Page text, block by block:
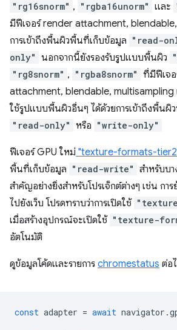
"rg16snorm" , "rgba16unorm" และ
มีฟีเจอร์ render attachment,
การเข้าถึงพื้นผิวพื้นที่เก็บข้อมูล "read-
only" นอกจากนี้ยังรองรับรูปแบบพื้นผิว
"rg8snorm" , "rgba8snorm" ที่มีฟีเจ
attachment, blendable, multisampling
ใช้รูปแบบพื้นผิวอื่นๆ ได้ด้วยการเข้าถึงพื้นผิ
"read-only" หรือ "write-only"
ฟีเจอร์ GPU ใหม่ "texture-formats-
พื้นที่เก็บข้อมูล "read-write" สำหรับบ
สำคัญอย่างยิ่งสำหรับโปรเจ็กต์ต่างๆ เช่น กา
ไปยังเว็บ โปรดทราบว่าการเปิดใช้
เมื่อสร้างอุปกรณ์จะเปิดใช้ "texture-
อัตโนมัติ
ดูข้อมูลโค้ดและรายการ chromestatus ต่อ
const adapter = await navigator .